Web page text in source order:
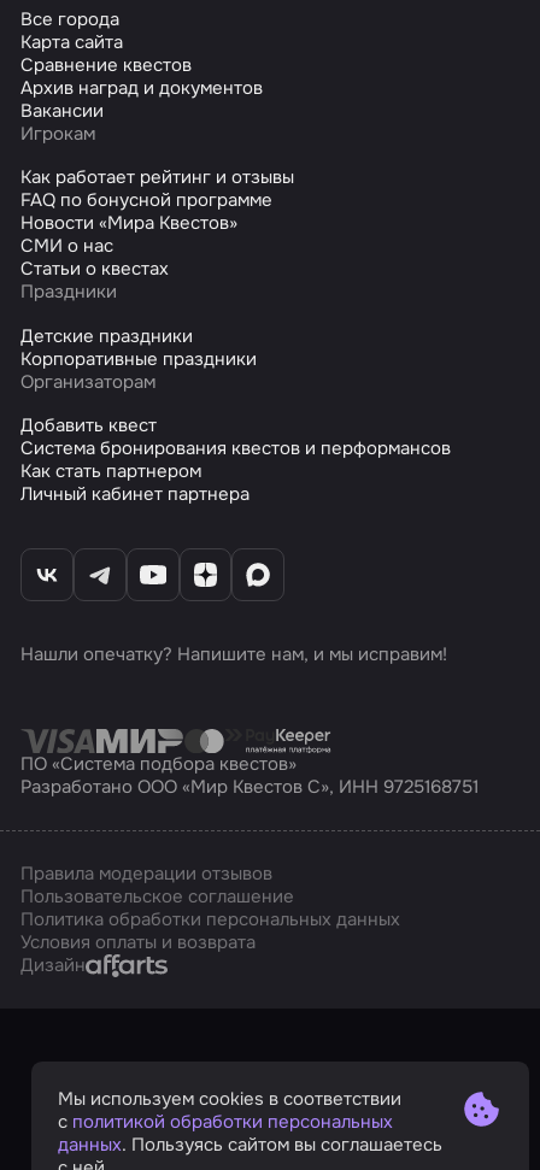
Все города
Карта сайта
Сравнение квестов
Архив наград и документов
Вакансии
Игрокам
Как работает рейтинг и отзывы
FAQ по бонусной программе
Новости «Мира Квестов»
СМИ о нас
Статьи о квестах
Праздники
Детские праздники
Корпоративные праздники
Организаторам
Добавить квест
Система бронирования квестов и перформансов
Как стать партнером
Личный кабинет партнера
Нашли опечатку? Напишите нам, и мы исправим!
ПО «Система подбора квестов»
Разработано ООО «Мир Квестов С», ИНН 9725168751
Правила модерации отзывов
Пользовательское соглашение
Политика обработки персональных данных
Условия оплаты и возврата
ДизайнAffarts
Мы используем cookies в соответствии
с политикой обработки персональных
данных. Пользуясь сайтом вы соглашаетесь